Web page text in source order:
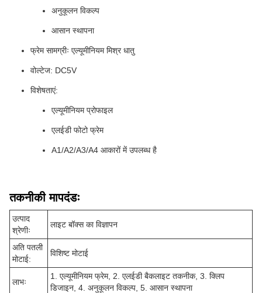
अनुकूलन विकल्प
आसान स्थापना
फ्रेम सामग्रीः एल्यूमीनियम मिश्र धातु
वोल्टेज: DC5V
विशेषताएं:
एल्यूमीनियम प्रोफाइल
एलईडी फोटो फ्रेम
A1/A2/A3/A4 आकारों में उपलब्ध है
तकनीकी मापदंडः
उत्पाद
श्रेणीः
लाइट बॉक्स का विज्ञापन
अति पतली
मोटाई:
विशिष्ट मोटाई
लाभः
1. एल्यूमीनियम फ्रेम, 2. एलईडी बैकलाइट तकनीक, 3. क्लिप
डिजाइन, 4. अनुकूलन विकल्प, 5. आसान स्थापना